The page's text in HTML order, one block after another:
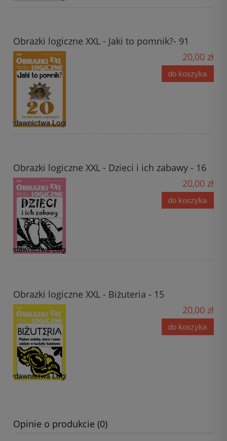
Obrazki logiczne XXL - Jaki to pomnik?- 91
20,00 zł
do koszyka
Obrazki logiczne XXL - Dzieci i ich zabawy - 16
20,00 zł
do koszyka
Obrazki logiczne XXL - Biżuteria - 15
20,00 zł
do koszyka
Opinie o produkcie (0)